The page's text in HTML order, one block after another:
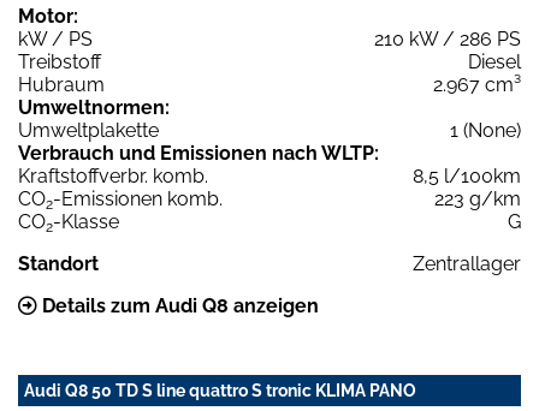
Motor:
kW / PS
210 kW / 286 PS
Treibstoff
Diesel
Hubraum
2.967 cm³
Umweltnormen:
Umweltplakette
1 (None)
Verbrauch und Emissionen nach WLTP:
Kraftstoffverbr. komb.
8,5 l/100km
CO2-Emissionen komb.
223 g/km
CO2-Klasse
G
Standort
Zentrallager
Details zum Audi Q8 anzeigen
Audi Q8 50 TD S line quattro S tronic KLIMA PANO